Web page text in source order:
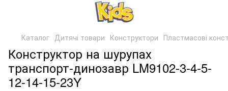
Каталог Дитячі товари Конструктори Пластмасові
Конструктор на шурупах
транспорт-динозавр LM9102-3-4-5-
12-14-15-23Y